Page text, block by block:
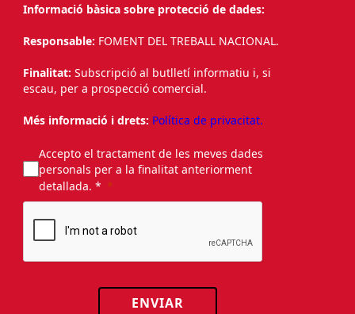
Informació bàsica sobre protecció de dades:
Responsable: FOMENT DEL TREBALL NACIONAL.
Finalitat: Subscripció al butlletí informatiu i, si
escau, per a prospecció comercial.
Més informació i drets: Política de privacitat.
Accepto el tractament de les meves dades
personals per a la finalitat anteriorment
detallada. *
ENVIAR